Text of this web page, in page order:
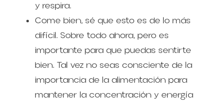
y respira.
Come bien, sé que esto es de lo más
difícil. Sobre todo ahora, pero es
importante para que puedas sentirte
bien. Tal vez no seas consciente de la
importancia de la alimentación para
mantener la concentración y energía